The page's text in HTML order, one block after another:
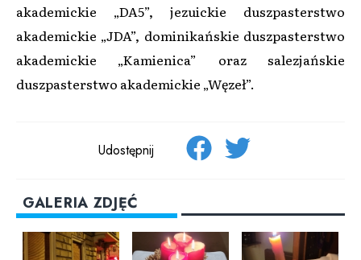
akademickie „DA5”, jezuickie duszpasterstwo
akademickie „JDA”, dominikańskie duszpasterstwo
akademickie „Kamienica” oraz salezjańskie
duszpasterstwo akademickie „Węzeł”.
Udostępnij
GALERIA ZDJĘĆ